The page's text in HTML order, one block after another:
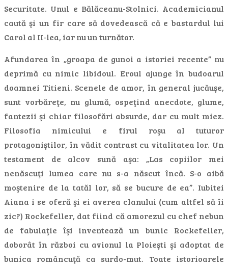
Securitate. Unul e Bălăceanu-Stolnici. Academicianul
caută şi un fir care să dovedească că e bastardul lui
Carol al II-lea, iar nu un turnător.
Afundarea în „groapa de gunoi a istoriei recente” nu
deprimă cu nimic libidoul. Eroul ajunge în budoarul
doamnei Titieni. Scenele de amor, în general jucăuşe,
sunt vorbăreţe, nu glumă, ospeţind anecdote, glume,
fantezii şi chiar filosofări absurde, dar cu mult miez.
Filosofia nimicului e firul roşu al tuturor
protagoniştilor, în vădit contrast cu vitalitatea lor. Un
testament de alcov sună aşa: „Las copiilor mei
nenăscuţi lumea care nu s-a născut încă. S-o aibă
moştenire de la tatăl lor, să se bucure de ea”. Iubitei
Aiana i se oferă şi ei averea clanului (cum altfel să îi
zic?) Rockefeller, dat fiind că amorezul cu chef nebun
de fabulaţie îşi inventează un bunic Rockefeller,
doborât în război cu avionul la Ploieşti şi adoptat de
bunica româncuţă ca surdo-mut. Toate istorioarele